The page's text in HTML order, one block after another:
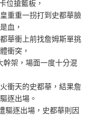
位搶籃板，
重重一拐打到史都華臉
血，
華衝上前找詹姆斯單挑
衝突，
架，場面一度十分混
衝天的史都華，結果詹
逐出場。
驅逐出場，史都華則因